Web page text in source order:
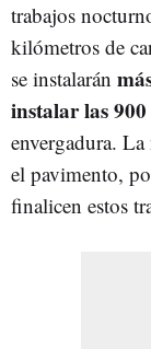
trabajos
kilómetros de
se instalarán
instalar las
envergadura.
el pavimento,
finalicen estos